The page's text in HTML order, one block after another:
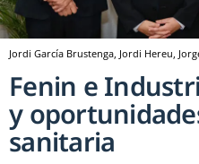
Jordi García Brustenga, Jordi Hereu,
Fenin e
y
sanitaria